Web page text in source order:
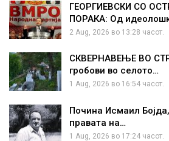
ГЕОРГИЕВСКИ СО
ПОРАКА: Од
2 Aug, 2026 во 13:28 часот.
СКВЕРНАВЕЊЕ ВО
гробови во селото…
1 Aug, 2026 во 16:54 часот.
Почина Исмаил
правата на…
1 Aug, 2026 во 17:24 часот.